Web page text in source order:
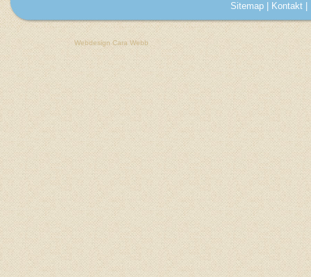
Sitemap| Kontakt|
Webdesign Cara Webb